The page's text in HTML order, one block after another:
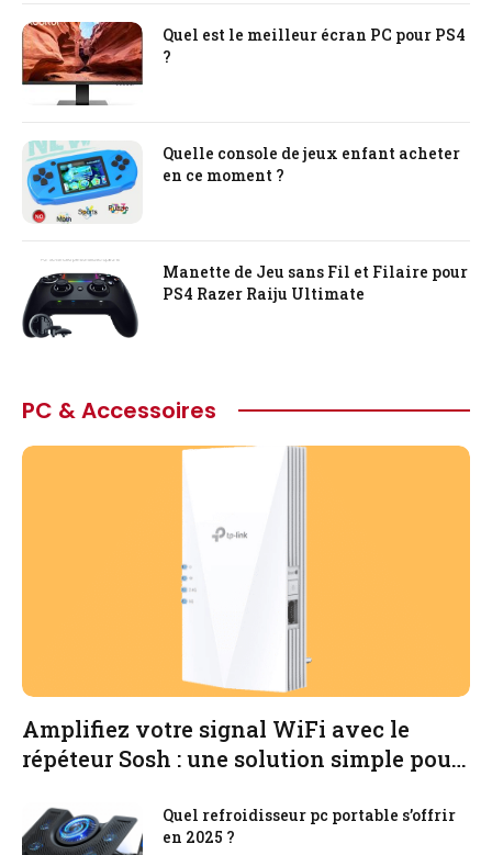
Quel est le meilleur écran PC pour PS4
?
Quelle console de jeux enfant acheter
en ce moment ?
Manette de Jeu sans Fil et Filaire pour
PS4 Razer Raiju Ultimate
PC & Accessoires
Amplifiez votre signal WiFi avec le
répéteur Sosh : une solution simple pour
Quel refroidisseur pc portable s’offrir
en 2025 ?